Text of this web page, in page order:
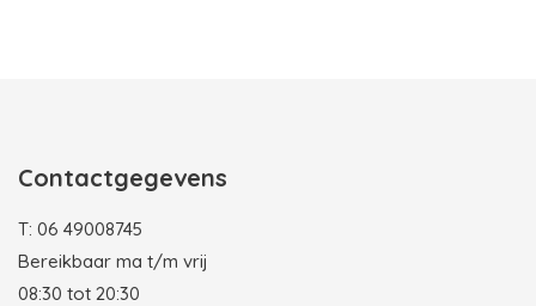
Contactgegevens
T: 06 49008745
Bereikbaar ma t/m vrij
08:30 tot 20:30